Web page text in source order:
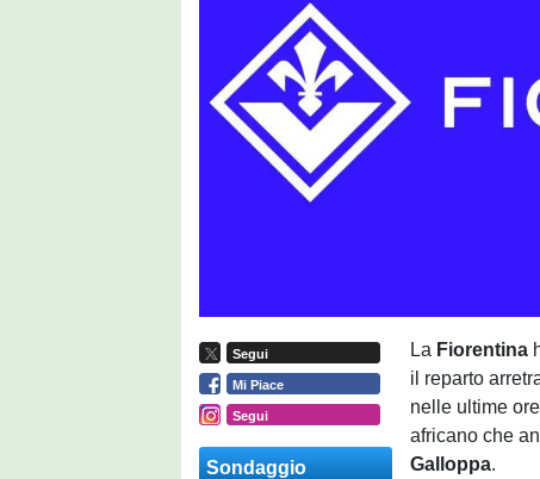
Segui
Mi Piace
Segui
Sondaggio
La Fiorentina
il reparto
nelle ultime
africano che
Galloppa.